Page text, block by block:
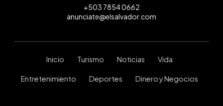
+503 7854 0662
anunciate@elsalvador.com
Inicio Turismo Noticias Vida
Entretenimiento Deportes Dinero y Negocios